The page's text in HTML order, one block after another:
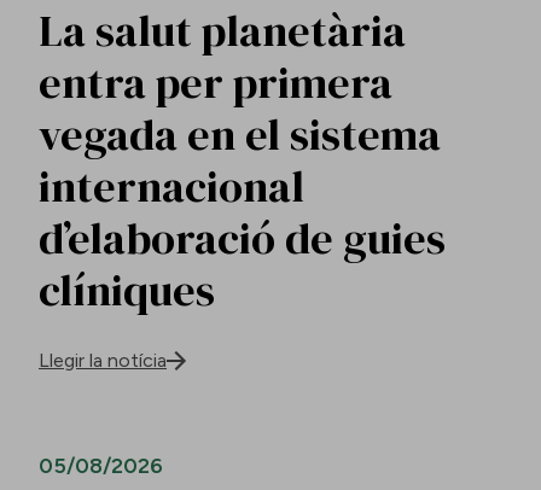
La salut planetària
entra per primera
vegada en el sistema
internacional
d’elaboració de guies
clíniques
Llegir la notícia
05/08/2026